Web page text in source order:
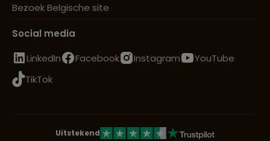
Bezoek Belgische site
Social media
LinkedIn
Facebook Instagram
YouTube
TikTok
Uitstekend